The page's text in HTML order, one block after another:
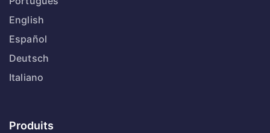
English
Español
Deutsch
Italiano
Produits